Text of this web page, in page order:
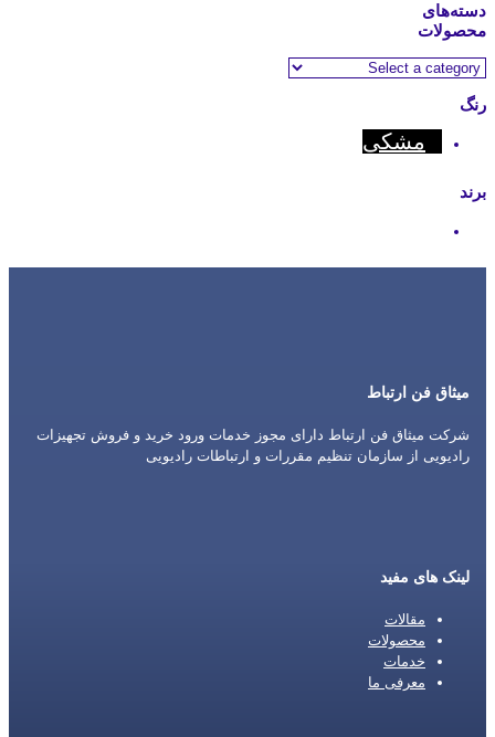
دسته‌های
محصولات
رنگ
مشکی
برند
میثاق فن ارتباط
شرکت میثاق فن ارتباط دارای مجوز خدمات ورود خرید و فروش تجهیزات
رادیویی از سازمان تنظیم مقررات و ارتباطات رادیویی
لینک های مفید
مقالات
محصولات
خدمات
معرفی ما